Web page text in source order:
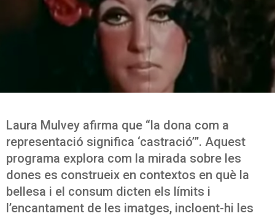
Laura Mulvey afirma que “la dona com a
representació significa ‘castració’”. Aquest
programa explora com la mirada sobre les
dones es construeix en contextos en què la
bellesa i el consum dicten els límits i
l’encantament de les imatges, incloent-hi les